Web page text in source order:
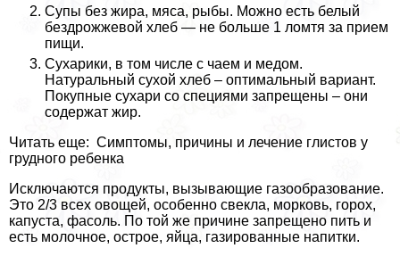
Супы без жира, мяса, рыбы. Можно есть белый
бездрожжевой хлеб — не больше 1 ломтя за прием
пищи.
Сухарики, в том числе с чаем и медом.
Натуральный сухой хлеб – оптимальный вариант.
Покупные сухари со специями запрещены – они
содержат жир.
Читать еще: Симптомы, причины и лечение глистов у
грудного ребенка
Исключаются продукты, вызывающие газообразование.
Это 2/3 всех овощей, особенно свекла, морковь, горох,
капуста, фасоль. По той же причине запрещено пить и
есть молочное, острое, яйца, газированные напитки.